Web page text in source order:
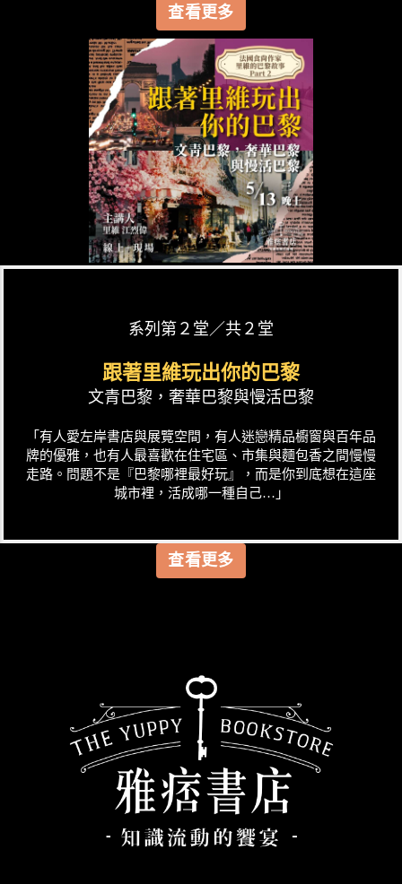
查看更多
系列第２堂／共２堂
跟著里維玩出你的巴黎
文青巴黎，奢華巴黎與慢活巴黎
「有人愛左岸書店與展覽空間，有人迷戀精品櫥窗與百年品
牌的優雅，也有人最喜歡在住宅區、市集與麵包香之間慢慢
走路。問題不是『巴黎哪裡最好玩』，而是你到底想在這座
城市裡，活成哪一種自己…」
查看更多